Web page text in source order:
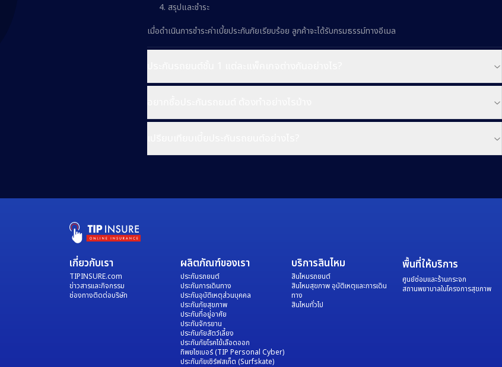
สรุปและชำระ
เมื่อดำเนินการชำระค่าเบี้ยประกันภัยเรียบร้อย ลูกค้าจะได้รับกรมธรรม์ทางอีเมล
เกี่ยวกับเรา
TIPINSURE.com
ข่าวสารและกิจกรรม
ช่องทางติดต่อบริษัท
ผลิตภัณฑ์ของเรา
ประกันรถยนต์
ประกันการเดินทาง
ประกันอุบัติเหตุส่วนบุคคล
ประกันภัยสุขภาพ
ประกันที่อยู่อาศัย
ประกันจักรยาน
ประกันภัยสัตว์เลี้ยง
ประกันภัยโรคไข้เลือดออก
ทิพยไซเบอร์ (TIP Personal Cyber)
ประกันภัยเซิร์ฟสเก็ต (Surfskate)
บริการสินไหม
สินไหมรถยนต์
สินไหมสุขภาพ อุบัติเหตุและการเดิน
ทาง
สินไหมทั่วไป
พื้นที่ให้บริการ
ศูนย์ซ่อมและร้านกระจก
สถานพยาบาลในโครงการสุขภาพ